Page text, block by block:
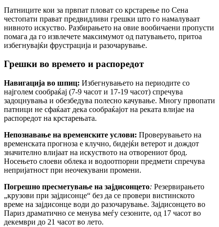
Патниците кои за првпат пловат со крстарење по Сена
честопати прават предвидливи грешки што го намалуваат
нивното искуство. Разбирањето на овие вообичаени пропусти
помага да го извлечете максимумот од патувањето, притоа
избегнувајќи фрустрација и разочарување.
Грешки во времето и распоредот
Навигација во шпиц: Избегнувањето на периодите со
најголем сообраќај (7-9 часот и 17-19 часот) спречува
задоцнувања и обезбедува полесно качување. Многу првопати
патници не сфаќаат дека сообраќајот на реката влијае на
распоредот на крстарењата.
Непознавање на временските услови: Проверувањето на
временската прогноза е клучно, бидејќи ветерот и дождот
значително влијаат на искуството на отворениот брод.
Носењето слоеви облека и водоотпорни предмети спречува
непријатност при неочекувани промени.
Погрешно пресметување на зајдисонцето: Резервирањето
„крузови при зајдисонце“ без да се провери вистинското
време на зајдисонце води до разочарување. Зајдисонцето во
Париз драматично се менува меѓу сезоните, од 17 часот во
декември до 21 часот во лето.